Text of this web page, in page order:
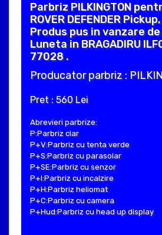
Parbriz PILKINGTON
ROVER DEFENDER
Produs pus in vanzare
Luneta in BRAGADIRU
77028 .
Producator parbriz :
Pret : 560 Lei
Abrevieri parbrize:
P:Parbriz clar
P+V:Parbriz cu tenta verde
P+S:Parbriz cu parasolar
P+SE:Parbriz cu senzor
P+I:Parbriz cu incalzire
P+H:Parbriz heliomat
P+C:Parbriz cu camera
P+Hud:Parbriz cu head up display